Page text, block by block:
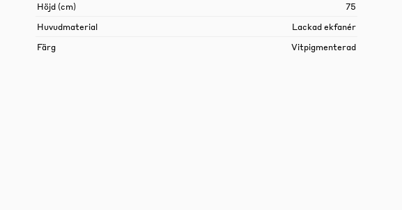
Höjd (cm)
75
Huvudmaterial
Lackad ekfanér
Färg
Vitpigmenterad